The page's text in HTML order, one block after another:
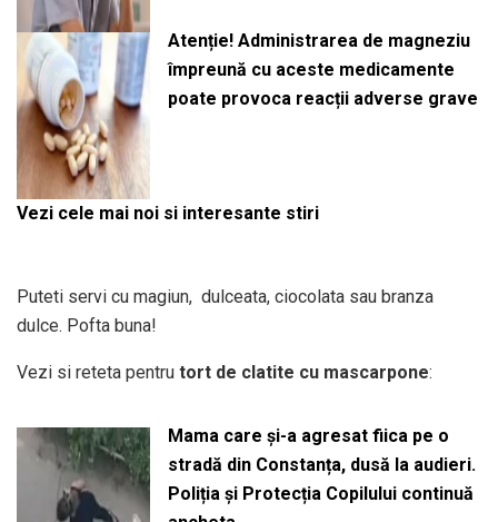
Atenție! Administrarea de magneziu
împreună cu aceste medicamente
poate provoca reacții adverse grave
Vezi cele mai noi si interesante stiri
Puteti servi cu magiun, dulceata, ciocolata sau branza
dulce. Pofta buna!
Vezi si reteta pentru tort de clatite cu mascarpone:
Mama care și-a agresat fiica pe o
stradă din Constanța, dusă la audieri.
Poliția și Protecția Copilului continuă